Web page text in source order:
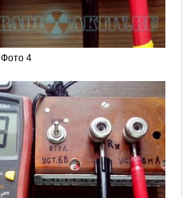
Фото 4